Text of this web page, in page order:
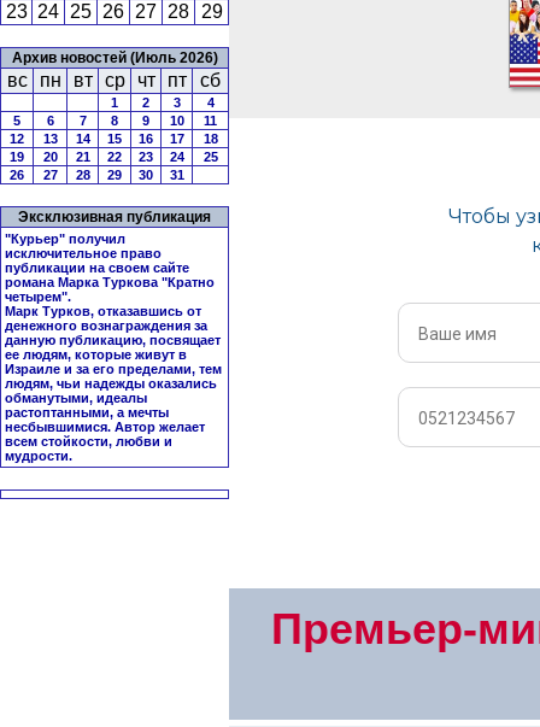
23 24 25 26 27 28 29
Архив новостей (Июль 2026)
вс пн вт ср чт пт сб
1 2 3
4
5
6 7 8 9 10
11
12
13 14 15 16 17
18
19
20 21 22 23 24
25
26
27 28 29 30 31
Эксклюзивная публикация
"Курьер" получил
исключительное право
публикации на своем сайте
романа Марка Туркова "Кратно
четырем".
Марк Турков, отказавшись от
денежного вознаграждения за
данную публикацию, посвящает
ее людям, которые живут в
Израиле и за его пределами, тем
людям, чьи надежды оказались
обманутыми, идеалы
растоптанными, а мечты
несбывшимися. Автор желает
всем стойкости, любви и
мудрости.
Премьер-